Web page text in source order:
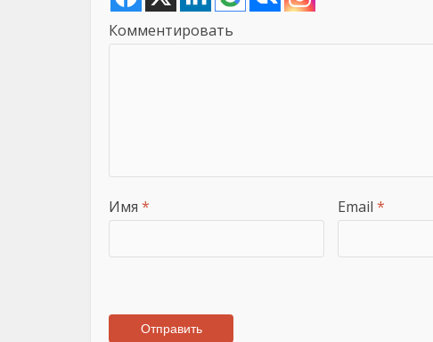
Комментировать
Имя * Email *